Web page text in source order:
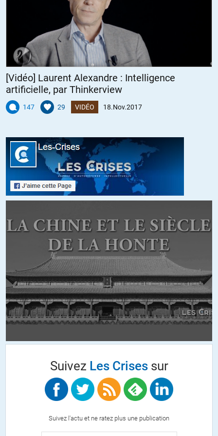
Continuez donc à ne pas laisser croire que le volume de mots est des
signes d’une intention pédagogique, d’une qualité de travail politique,
ou d’une intention démocratique.
+4 ALERTER
//
officiant vêtu en derviche tourneur psalmodiant des incantations au
dieu des enfants pourris.
En marche…Ron ron il tourne le mac.
Merci à l’Auteur et au Site Les Crises.
+3 ALERTER
Renaud//19.11.2017 à 18h43
Macron Jupiter ? Ce serait plutôt alias Mercure (s’il fallait se référer
aux dieux romains et ce qu’ils symbolisent).
Mercure, entre autres, dieu des commerçants et des voleurs, dieu de
la com, encore et encore de la com en copie conforme, mais jusqu’à
plus ample informé, rien derrière tout ça.
Macron, « jeune » mais déjà vieux de naissance politique, élu par
défaut comme ses prédécesseurs, et en plus, Macron a été porté à
bout de bras et, de facto, imposé par les plus grandes fortunes
dernières sous un verbiage régalien soporifique qui n’a plus de
Son eurolâtrie suffit à comprendre le personnage insipide…
ALERTER
[Vidéo] Laurent Alexandre : Intelligence
artificielle, par Thinkerview
147 29 VIDÉO 18.Nov.2017
Suivez Les Crisessur
Suivez l'actu et ne ratez plus une publication